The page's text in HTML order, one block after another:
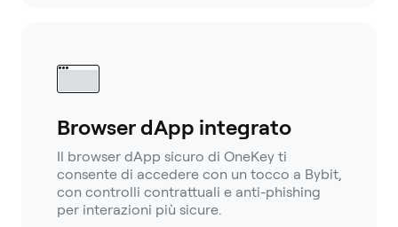
Browser dApp integrato
Il browser dApp sicuro di OneKey ti
consente di accedere con un tocco a Bybit,
con controlli contrattuali e anti-phishing
per interazioni più sicure.